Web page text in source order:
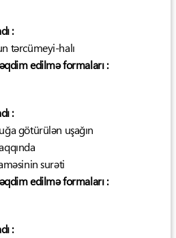
:
tərcümeyi-halı
edilmə formaları :
:
götürülən uşağın
surəti
edilmə formaları :
: